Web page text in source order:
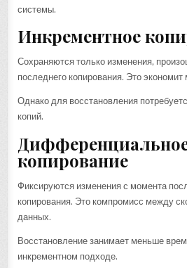
системы.
Инкрементное
Сохраняются только изменения,
последнего копирования. Это экономит
Однако для восстановления
копий.
копирование
Фиксируются изменения с момента
копирования. Это компромисс между
данных.
Восстановление занимает меньше
инкрементном подходе.